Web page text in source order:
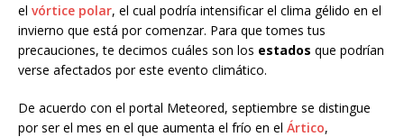
el vórtice polar, el cual podría intensificar el clima gélido en el
invierno que está por comenzar. Para que tomes tus
precauciones, te decimos cuáles son los estados que podrían
verse afectados por este evento climático.
De acuerdo con el portal Meteored, septiembre se distingue
por ser el mes en el que aumenta el frío en el Ártico,